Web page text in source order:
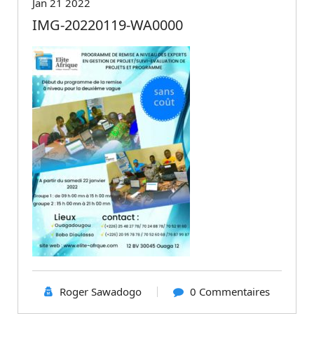
IMG-20220119-WA0000
Roger Sawadogo 0 Commentaires